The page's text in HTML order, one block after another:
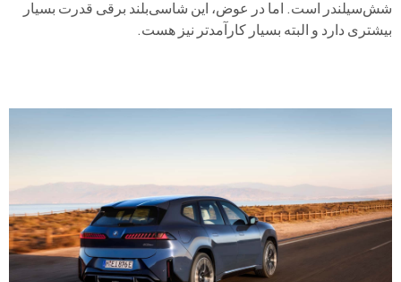
شش‌سیلندر است. اما در عوض، این شاسی‌بلند برقی قدرت بسیار
بیشتری دارد و البته بسیار کارآمدتر نیز هست.